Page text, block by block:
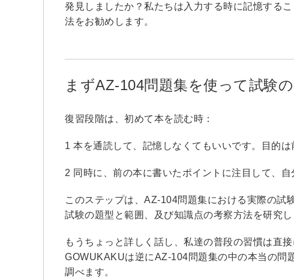
発見しましたか？私たちは入力する時に記憶する
法をお勧めします。
まずAZ-104問題集を使って試験
復習段階は、初めて本を読む時：
1 本を通読して、記憶しなくてもいいです。目的
2 同時に、前の本に書いたポイントに注目して、
このステップは、AZ-104問題集における実際の試
試験の題型と範囲、及び知識点の考察方法を研究し
もうちょっと詳しく話し、私達の普段の習慣は直
GOWUKAKUは逆にAZ-104問題集の中の本当の問
調べます。